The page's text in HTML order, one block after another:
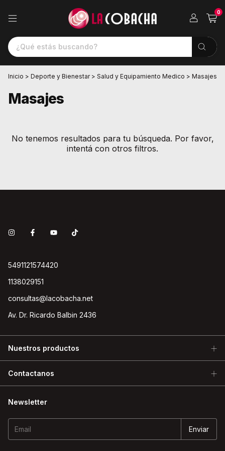
0
Inicio > Deporte y Bienestar > Salud y Equipamiento Medico > Masajes
Masajes
No tenemos resultados para tu búsqueda. Por favor,
intentá con otros filtros.
5491121574420
1138029151
consultas@lacobacha.net
Av. Dr. Ricardo Balbin 2436
Nuestros productos
Contactanos
Newsletter